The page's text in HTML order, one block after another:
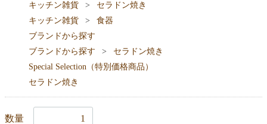
キッチン雑貨
セラドン焼き
キッチン雑貨
食器
ブランドから探す
ブランドから探す
セラドン焼き
Special Selection（特別価格商品）
セラドン焼き
数量